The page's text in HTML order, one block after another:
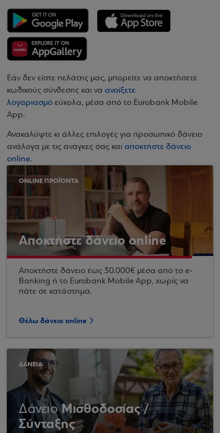
Εάν δεν είστε πελάτης μας, μπορείτε να αποκτήσετε
κωδικούς σύνδεσης και να ανοίξετε
λογαριασμό εύκολα, μέσα από το Eurobank Mobile
App.
Ανακαλύψτε κι άλλες επιλογές για προσωπικό δάνειο
ανάλογα με τις ανάγκες σας και αποκτήστε δάνειο
online.
ONLINE ΠΡΟΪΌΝΤΑ
Αποκτήστε δάνειο online
Αποκτήστε δάνειο έως 30.000€ μέσα από το e-
Banking ή το Eurobank Mobile App, χωρίς να
πάτε σε κατάστημα.
Θέλω δάνειο online
ΔΑΝΕΙΑ
ΔάνειοΜισθοδοσίας /
Σύνταξης